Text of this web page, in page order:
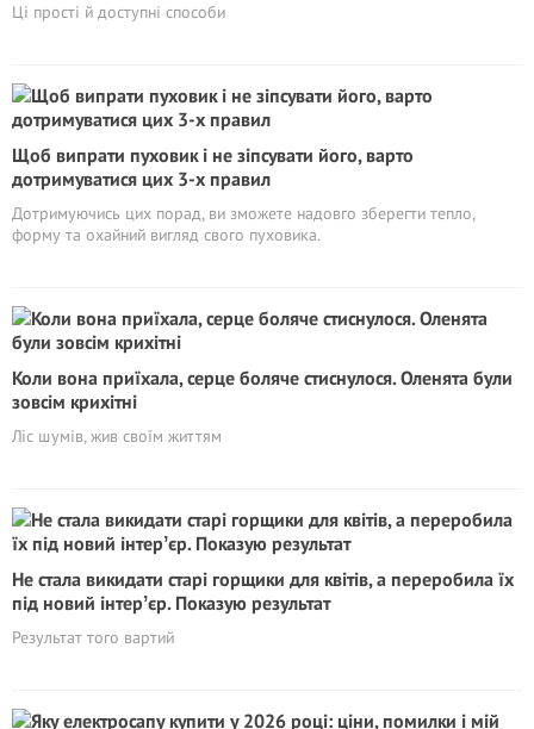
Ці прості й доступні способи
Щоб випрати пуховик і не зіпсувати його, варто
дотримуватися цих 3-х правил
Дотримуючись цих порад, ви зможете надовго зберегти тепло,
форму та охайний вигляд свого пуховика.
Коли вона приїхала, серце боляче стиснулося. Оленята були
зовсім крихітні
Ліс шумів, жив своїм життям
Не стала викидати старі горщики для квітів, а переробила їх
під новий інтерʼєр. Показую результат
Результат того вартий